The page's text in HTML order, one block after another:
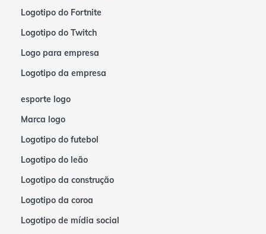
Logotipo do Fortnite
Logotipo do Twitch
Logo para empresa
Logotipo da empresa
esporte logo
Marca logo
Logotipo do futebol
Logotipo do leão
Logotipo da construção
Logotipo da coroa
Logotipo de mídia social